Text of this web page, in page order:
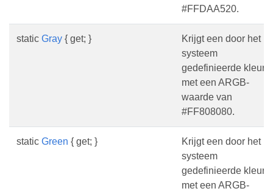
#FFDAA520.
static Gray { get; }
Krijgt een door het
systeem
gedefinieerde kleur
met een ARGB-
waarde van
#FF808080.
static Green { get; }
Krijgt een door het
systeem
gedefinieerde kleur
met een ARGB-